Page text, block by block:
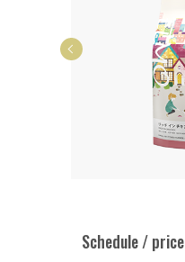
Schedule / price